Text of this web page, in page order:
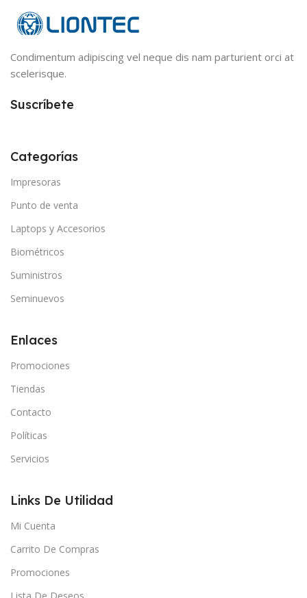
Condimentum adipiscing vel neque dis nam parturient orci at
scelerisque.
Suscríbete
Categorías
Impresoras
Punto de venta
Laptops y Accesorios
Biométricos
Suministros
Seminuevos
Enlaces
Promociones
Tiendas
Contacto
Políticas
Servicios
Links De Utilidad
Mi Cuenta
Carrito De Compras
Promociones
Lista De Deseos